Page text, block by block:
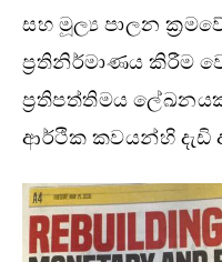
සහ මූල්‍ය පාලන
ප්‍රතිනිර්මාණය කිරීම
ප්‍රතිපත්තිමය
ආර්ථික කවයන්හි දැඩි